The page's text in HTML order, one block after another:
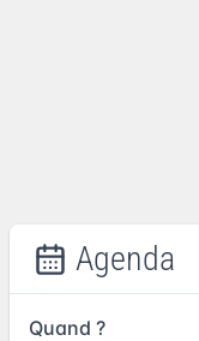
Agenda
Quand ?